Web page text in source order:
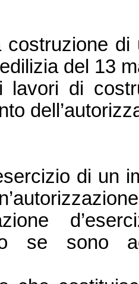
costruzione
del 13
lavori di
dell’auto
di un
se sono